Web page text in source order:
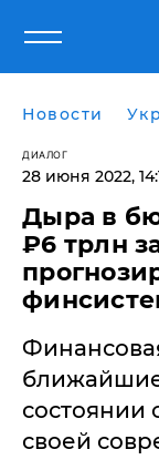
Новости
ДИАЛОГ
28 июня 2022,
​Дыра в
₽6 трлн
ближайшие
состоянии
своей